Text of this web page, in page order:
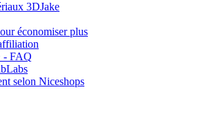
3DJake
économiser plus
- FAQ
selon Niceshops